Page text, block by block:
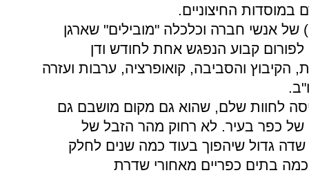
במוסדות החיצוניים.
) של אנשי חברה וכלכלה "מובילים" שארגן
לפורום קבוע הנפגש אחת לחודש ודן
הקיבוץ והסביבה, קואופרציה, ערבות ועזרה
לחוות שלם, שהוא גם מקום מושבם גם
של כפר בעיר. לא רחוק מהר הזבל של
שדה גדול שיהפוך בעוד כמה שנים לחלק
כמה בתים כפריים מאחורי שדרת